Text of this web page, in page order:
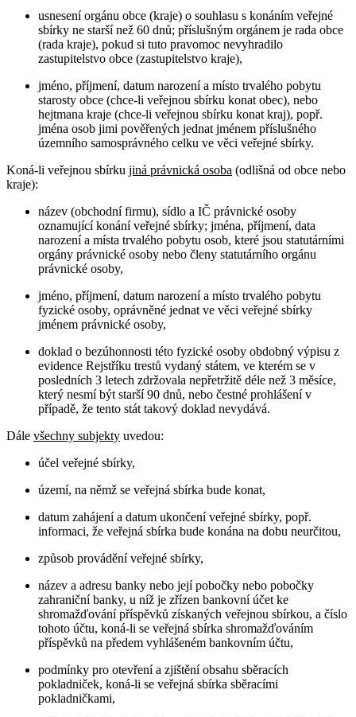
usnesení orgánu obce (kraje) o souhlasu s konáním veřejné
sbírky ne starší než 60 dnů; příslušným orgánem je rada obce
(rada kraje), pokud si tuto pravomoc nevyhradilo
zastupitelstvo obce (zastupitelstvo kraje),
jméno, příjmení, datum narození a místo trvalého pobytu
starosty obce (chce-li veřejnou sbírku konat obec), nebo
hejtmana kraje (chce-li veřejnou sbírku konat kraj), popř.
jména osob jimi pověřených jednat jménem příslušného
územního samosprávného celku ve věci veřejné sbírky.
Koná-li veřejnou sbírku jiná právnická osoba (odlišná od obce nebo
kraje):
název (obchodní firmu), sídlo a IČ právnické osoby
oznamující konání veřejné sbírky; jména, příjmení, data
narození a místa trvalého pobytu osob, které jsou statutárními
orgány právnické osoby nebo členy statutárního orgánu
právnické osoby,
jméno, příjmení, datum narození a místo trvalého pobytu
fyzické osoby, oprávněné jednat ve věci veřejné sbírky
jménem právnické osoby,
doklad o bezúhonnosti této fyzické osoby obdobný výpisu z
evidence Rejstříku trestů vydaný státem, ve kterém se v
posledních 3 letech zdržovala nepřetržitě déle než 3 měsíce,
který nesmí být starší 90 dnů, nebo čestné prohlášení v
případě, že tento stát takový doklad nevydává.
Dále všechny subjekty uvedou:
účel veřejné sbírky,
území, na němž se veřejná sbírka bude konat,
datum zahájení a datum ukončení veřejné sbírky, popř.
informaci, že veřejná sbírka bude konána na dobu neurčitou,
způsob provádění veřejné sbírky,
název a adresu banky nebo její pobočky nebo pobočky
zahraniční banky, u níž je zřízen bankovní účet ke
shromažďování příspěvků získaných veřejnou sbírkou, a číslo
tohoto účtu, koná-li se veřejná sbírka shromažďováním
příspěvků na předem vyhlášeném bankovním účtu,
podmínky pro otevření a zjištění obsahu sběracích
pokladniček, koná-li se veřejná sbírka sběracími
pokladničkami,